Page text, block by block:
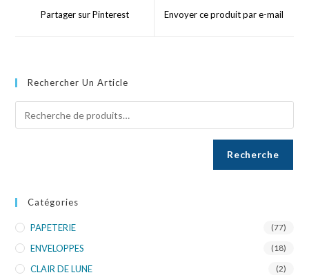
Partager sur Pinterest Envoyer ce produit par e-mail
Rechercher Un Article
Recherche
Catégories
PAPETERIE (77)
ENVELOPPES (18)
CLAIR DE LUNE (2)